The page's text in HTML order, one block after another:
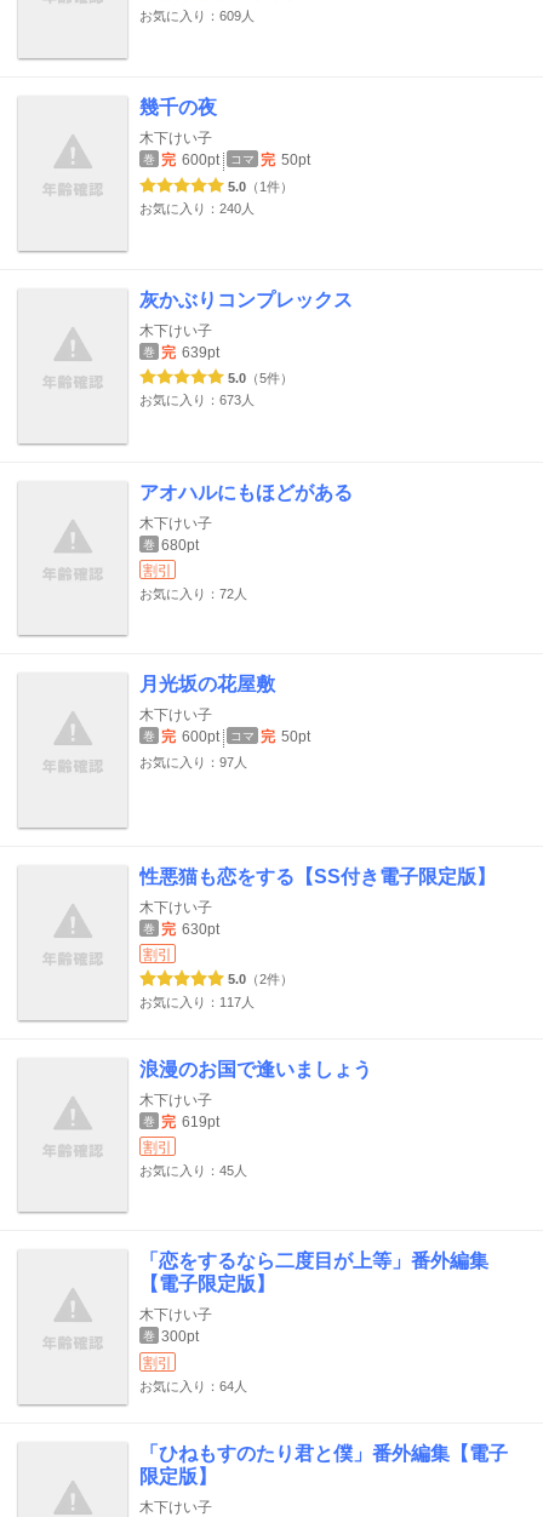
お気に入り：609人
幾千の夜
木下けい子
巻 完 600pt コマ 完 50pt
5.0 （1件）
お気に入り：240人
灰かぶりコンプレックス
木下けい子
巻 完 639pt
5.0 （5件）
お気に入り：673人
アオハルにもほどがある
木下けい子
巻 680pt
割引
お気に入り：72人
月光坂の花屋敷
木下けい子
巻 完 600pt コマ 完 50pt
お気に入り：97人
性悪猫も恋をする【SS付き電子限定版】
木下けい子
巻 完 630pt
割引
5.0 （2件）
お気に入り：117人
浪漫のお国で逢いましょう
木下けい子
巻 完 619pt
割引
お気に入り：45人
「恋をするなら二度目が上等」番外編集
【電子限定版】
木下けい子
巻 300pt
割引
お気に入り：64人
「ひねもすのたり君と僕」番外編集【電子
限定版】
木下けい子